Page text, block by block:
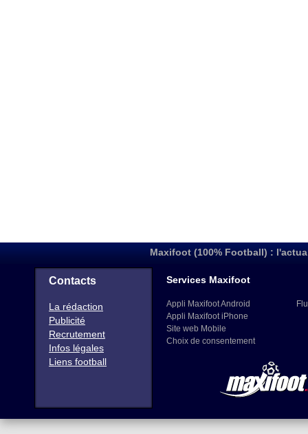
Maxifoot (100% Football) :
Contacts
La rédaction
Publicité
Recrutement
Infos légales
Liens football
Services Maxifoot
Appli Maxifoot Android
Appli Maxifoot iPhone
Site web Mobile
Choix de consentement